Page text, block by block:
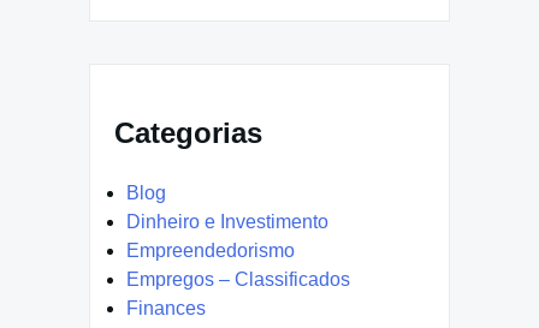
Categorias
Blog
Dinheiro e Investimento
Empreendedorismo
Empregos – Classificados
Finances